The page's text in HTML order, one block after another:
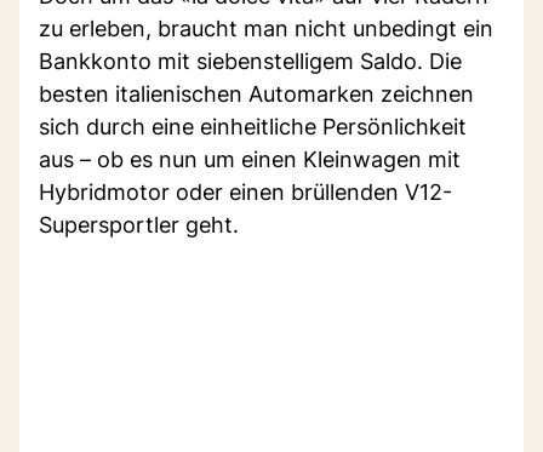
zu erleben, braucht man nicht unbedingt ein
Bankkonto mit siebenstelligem Saldo. Die
besten italienischen Automarken zeichnen
sich durch eine einheitliche Persönlichkeit
aus – ob es nun um einen Kleinwagen mit
Hybridmotor oder einen brüllenden V12-
Supersportler geht.